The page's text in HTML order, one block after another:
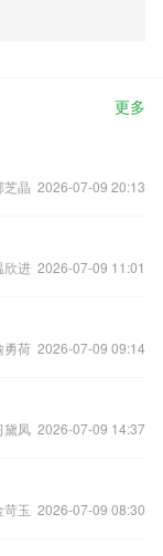
更多
芝晶 2026-07-09 20:13
欣进 2026-07-09 11:01
勇荷 2026-07-09 09:14
黛凤 2026-07-09 14:37
苛玉 2026-07-09 08:30